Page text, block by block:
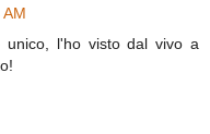
unico, l'ho visto dal vivo a